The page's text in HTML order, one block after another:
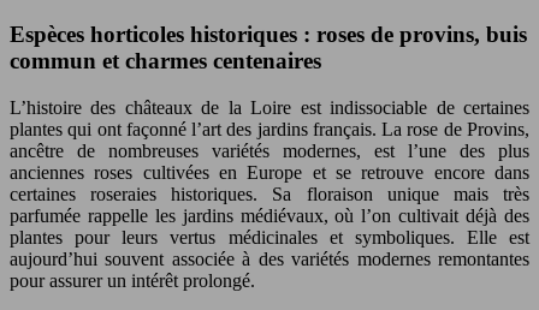
Espèces horticoles historiques : roses de provins, buis
commun et charmes centenaires
L’histoire des châteaux de la Loire est indissociable de certaines
plantes qui ont façonné l’art des jardins français. La rose de Provins,
ancêtre de nombreuses variétés modernes, est l’une des plus
anciennes roses cultivées en Europe et se retrouve encore dans
certaines roseraies historiques. Sa floraison unique mais très
parfumée rappelle les jardins médiévaux, où l’on cultivait déjà des
plantes pour leurs vertus médicinales et symboliques. Elle est
aujourd’hui souvent associée à des variétés modernes remontantes
pour assurer un intérêt prolongé.